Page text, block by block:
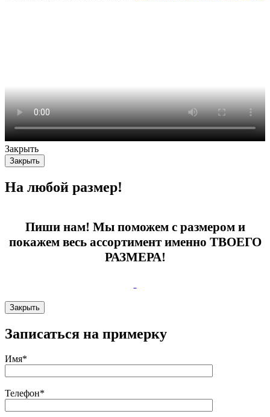
Закрыть
Закрыть
На любой размер!
Пиши нам! Мы поможем с размером и
покажем весь ассортимент именно ТВОЕГО
РАЗМЕРА!
Закрыть
Записаться на примерку
Имя*
Телефон*